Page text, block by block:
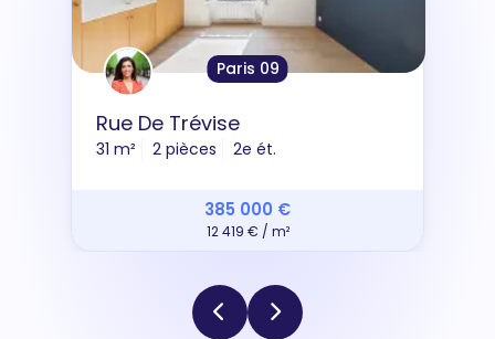
Paris 09
Rue De Trévise
31 m² 2 pièces 2e ét.
385 000 €
12 419 € / m²